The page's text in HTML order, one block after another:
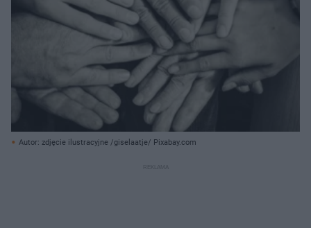
Autor: zdjęcie ilustracyjne /giselaatje/ Pixabay.com